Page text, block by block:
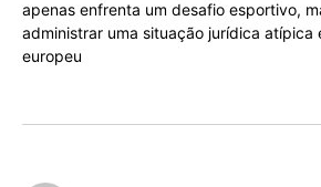
apenas enfrenta um desafio esportivo,
administrar uma situação jurídica atípica
europeu